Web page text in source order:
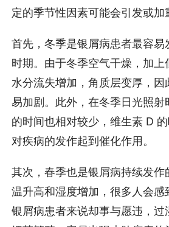
定的季节性因素可能会引发或加
首先，冬季是银屑病患者最容易
时期。由于冬季空气干燥，加上
水分流失增加，角质层变厚，因
易加剧。此外，在冬季日光照射
的时间也相对较少，维生素 D
对疾病的发作起到催化作用。
其次，春季也是银屑病持续发作
温升高和湿度增加，很多人会感
银屑病患者来说却事与愿违，过